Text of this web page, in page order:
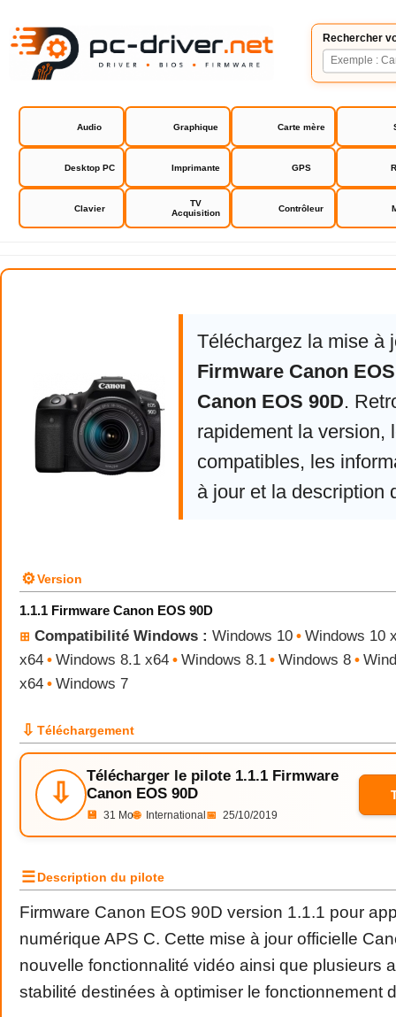
Rechercher
Audio Graphique Carte mère
Desktop PC Imprimante GPS
Clavier
TV
Acquisition
Contrôleur
Canon EOS 90D
Téléchargez la mise à
Firmware Canon
Canon EOS 90D.
rapidement la version,
compatibles, les
à jour et la description
⚙Version
1.1.1 Firmware Canon EOS 90D
⊞ Compatibilité Windows : Windows 10 • Windows 10
x64 • Windows 8.1 x64 • Windows 8.1 • Windows 8 •
x64 • Windows 7
⇩ Téléchargement
⇩
Télécharger le pilote 1.1.1 Firmware
Canon EOS 90D
💾 31 Mo🌐 International 📅 25/10/2019
☰Description du pilote
Firmware Canon EOS 90D version 1.1.1 pour
numérique APS C. Cette mise à jour officielle
nouvelle fonctionnalité vidéo ainsi que plusieurs
stabilité destinées à optimiser le fonctionnement